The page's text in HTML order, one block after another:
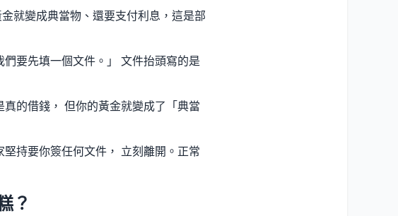
就變成典當物、還要支付利息，這是部
要先填一個文件。」 文件抬頭寫的是
的借錢， 但你的黃金就變成了「典當
持要你簽任何文件， 立刻離開。正常
？